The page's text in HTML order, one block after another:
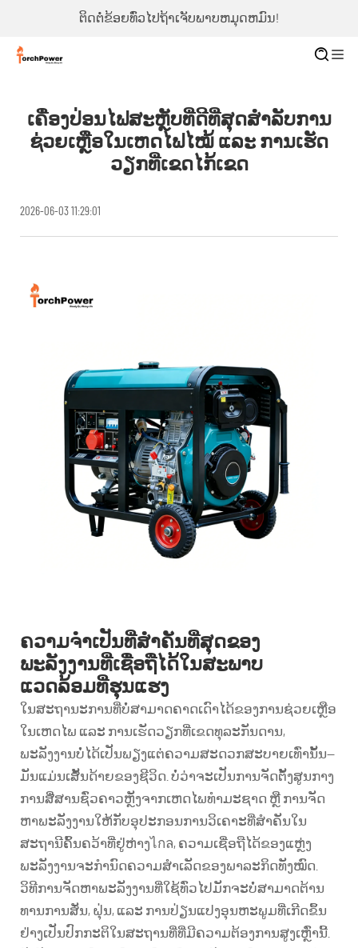
ຕິດຕໍ່ຂ້ອຍທົ່ວໄປຖ້າເຈັບພາບຫມຸດຫມົນ!
ເຄື່ອງປ່ອນໄຟສະຫຼັບທີ່ດີທີ່ສຸດສຳລັບການ
ຊ່ວຍເຫຼືອໃນເຫດໄຟໄໝ້ ແລະ ການເຮັດ
ວຽກທີ່ເຂດໄກ້ເຂດ
2026-06-03 11:29:01
ຄວາມຈຳເປັນທີ່ສຳຄັນທີ່ສຸດຂອງ
ພະລັງງານທີ່ເຊື່ອຖືໄດ້ໃນສະພາບ
ແວດລ້ອມທີ່ຮຸນແຮງ
ໃນສະຖານະການທີ່ບໍ່ສາມາດຄາດເດົາໄດ້ຂອງການຊ່ວຍເຫຼືອ
ໃນເຫດໄພ ແລະ ການເຮັດວຽກທີ່ເຂດທຸລະກັນດານ,
ພະລັງງານບໍ່ໄດ້ເປັນພຽງແຕ່ຄວາມສະດວກສະບາຍເທົ່ານັ້ນ—
ມັນແມ່ນເສັ້ນດ້າຍຂອງຊີວິດ. ບໍ່ວ່າຈະເປັນການຈັດຕັ້ງສູນກາງ
ການສື່ສານຊົ່ວຄາວຫຼັງຈາກເຫດໄພທຳມະຊາດ ຫຼື ການຈັດ
ຫາພະລັງງານໃຫ້ກັບອຸປະກອນການວິເຄາະທີ່ສຳຄັນໃນ
ສະຖານີຄົ້ນຄວ້າທີ່ຢູ່ຫ່າງไกล, ຄວາມເຊື່ອຖືໄດ້ຂອງແຫຼ່ງ
ພະລັງງານຈະກຳນົດຄວາມສຳເລັດຂອງພາລະກິດທັງໝົດ.
ວິທີການຈັດຫາພະລັງງານທີ່ໃຊ້ທົ່ວໄປມັກຈະບໍ່ສາມາດຕ້ານ
ທານການສັ່ນ, ຝຸ່ນ, ແລະ ການປ່ຽນແປງອຸນຫະພູມທີ່ເກີດຂຶ້ນ
ຢ່າງເປັນປົກກະຕິໃນສະຖານທີ່ທີ່ມີຄວາມຕ້ອງການສູງເຫຼົ່ານີ້.